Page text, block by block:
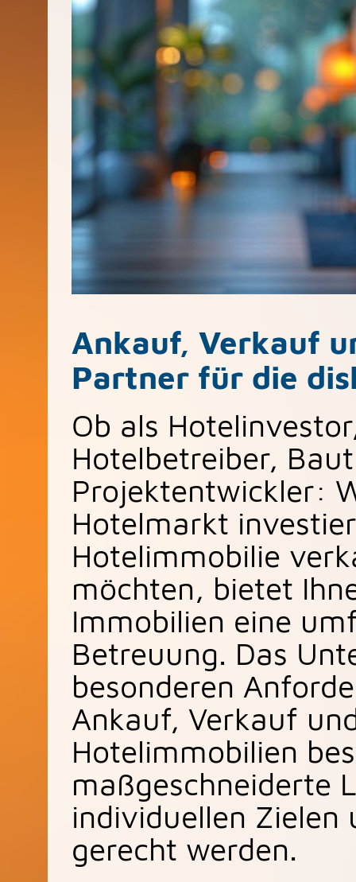
Ankauf, Verkauf
Partner für die
Ob als
Hotelbetreiber,
Projektentwickler:
Hotelmarkt
Hotelimmobilie
möchten, bietet
Immobilien eine
Betreuung. Das
besonderen
Ankauf, Verkauf
Hotelimmobilien
maßgeschneiderte
individuellen Zielen
gerecht werden.